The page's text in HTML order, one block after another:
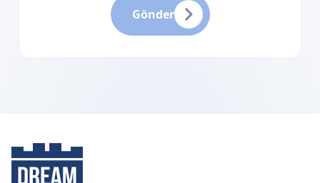
Gönder